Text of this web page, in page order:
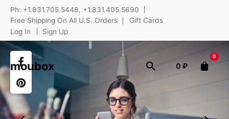
Skip
content
Ph: +1.831.705.5448, +1.831.405.5690
Free Shipping On All U.S. Orders
Gift Cards
Log In
Sign Up
moubox 0 ₽
0